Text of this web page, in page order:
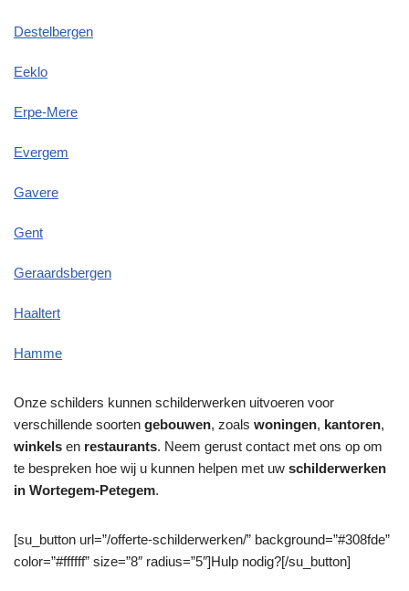
Destelbergen
Eeklo
Erpe-Mere
Evergem
Gavere
Gent
Geraardsbergen
Haaltert
Hamme
Onze schilders kunnen schilderwerken uitvoeren voor
verschillende soorten gebouwen, zoals woningen, kantoren,
winkels en restaurants. Neem gerust contact met ons op om
te bespreken hoe wij u kunnen helpen met uw schilderwerken
in Wortegem-Petegem.
[su_button url=”/offerte-schilderwerken/” background=”#308fde”
color=”#ffffff” size=”8″ radius=”5″]Hulp nodig?[/su_button]